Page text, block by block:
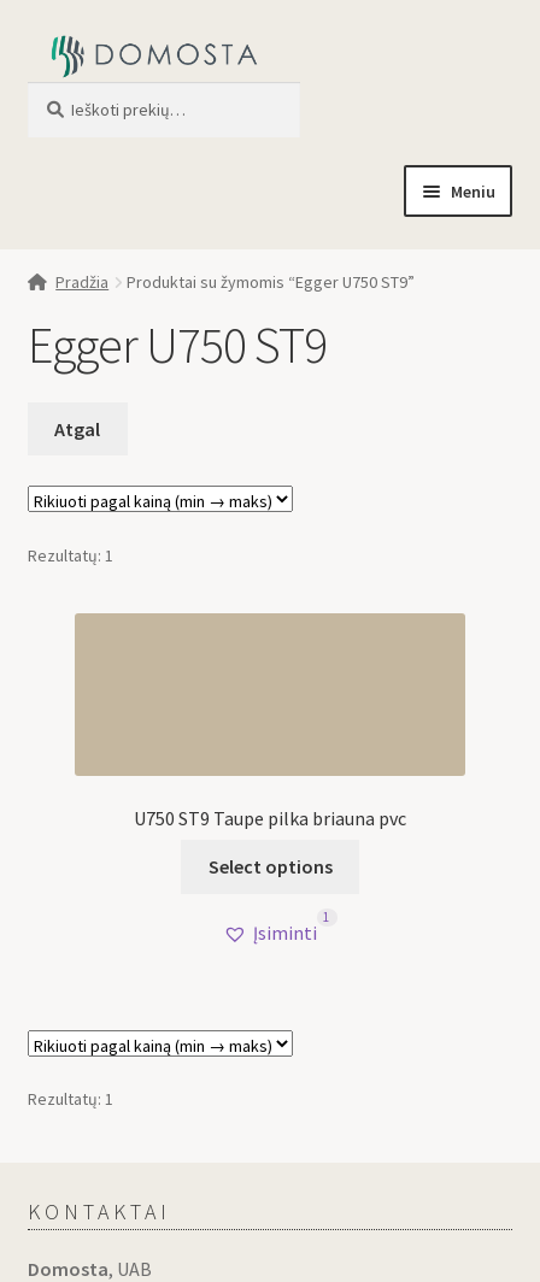
Meniu
Apie mus
Profilis
Pradžia Produktai su žymomis “Egger U750 ST9”
Egger U750 ST9
Rezultatų: 1
U750 ST9 Taupe pilka briauna pvc
Select options
Įsiminti
1
Rezultatų: 1
KONTAKTAI
Domosta, UAB